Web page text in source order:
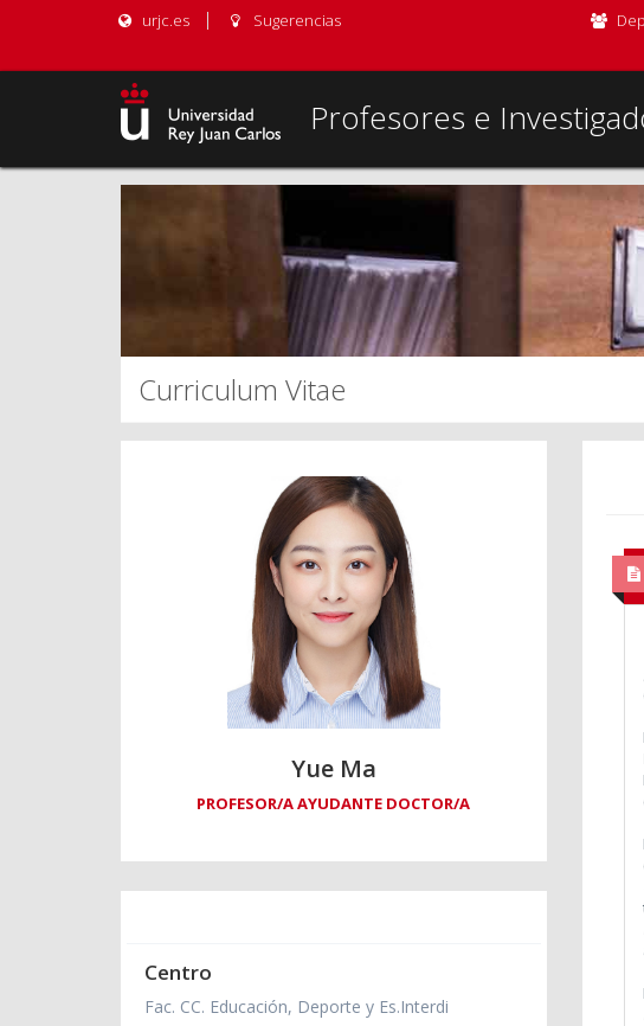
urjc.es Sugerencias
Profesores e
Curriculum Vitae
Yue Ma
PROFESOR/A AYUDANTE DOCTOR/A
Centro
Fac. CC. Educación, Deporte y Es.Interdi